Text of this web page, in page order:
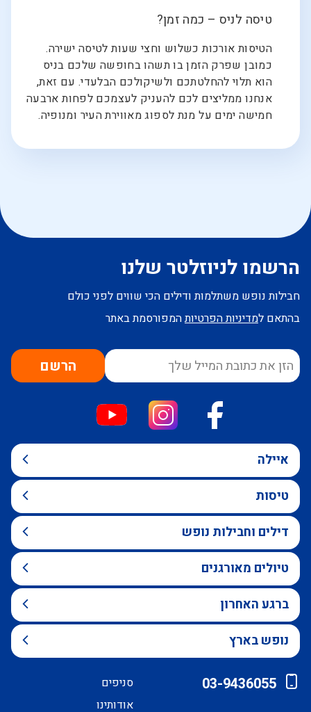
טיסה לניס – כמה זמן?
הטיסות אורכות כשלוש וחצי שעות לטיסה ישירה.
כמובן שפרק הזמן בו תשהו בחופשה שלכם בניס
הוא תלוי להחלטתכם ולשיקולכם הבלעדי. עם זאת,
אנחנו ממליצים לכם להעניק לעצמכם לפחות ארבעה
חמישה ימים על מנת לספוג מאווירת העיר ומנופיה.
הרשמו לניוזלטר שלנו
חבילות נופש משתלמות ודילים הכי שווים לפני כולם
בהתאם למדיניות הפרטיותהמפורסמת באתר
הרשם
איילה
טיסות
דילים וחבילות נופש
טיולים מאורגנים
ברגע האחרון
נופש בארץ
03-9436055
סניפים
אודותינו